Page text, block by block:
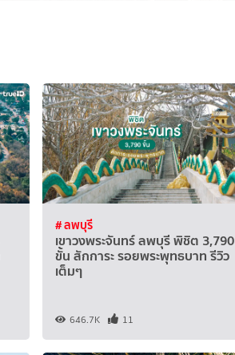
# ลพบุรี
เขาวงพระจันทร์ ลพบุรี พิชิต 3,790
ขั้น สักการะ รอยพระพุทธบาท รีวิว
เต็มๆ
646.7K 11